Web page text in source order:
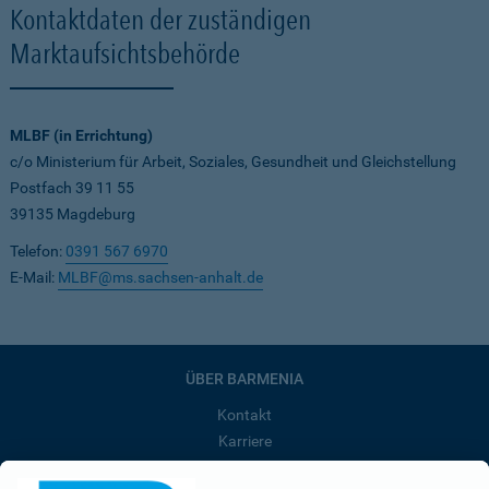
Kontaktdaten der zuständigen
Marktaufsichtsbehörde
MLBF (in Errichtung)
c/o Ministerium für Arbeit, Soziales, Gesundheit und Gleichstellung
Postfach 39 11 55
39135 Magdeburg
Telefon: 0391 567 6970
E-Mail: MLBF@ms.sachsen-anhalt.de
ÜBER BARMENIA
Kontakt
Karriere
Presse